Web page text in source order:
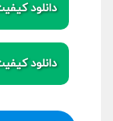
دانلود کیفیت
دانلود کیفیت